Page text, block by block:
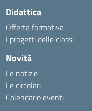
Didattica
Offerta formativa
I progetti delle classi
Novità
Le notizie
Le circolari
Calendario eventi